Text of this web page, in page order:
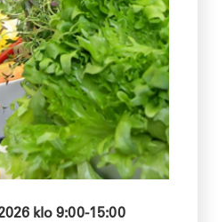
klo 9:00-15:00